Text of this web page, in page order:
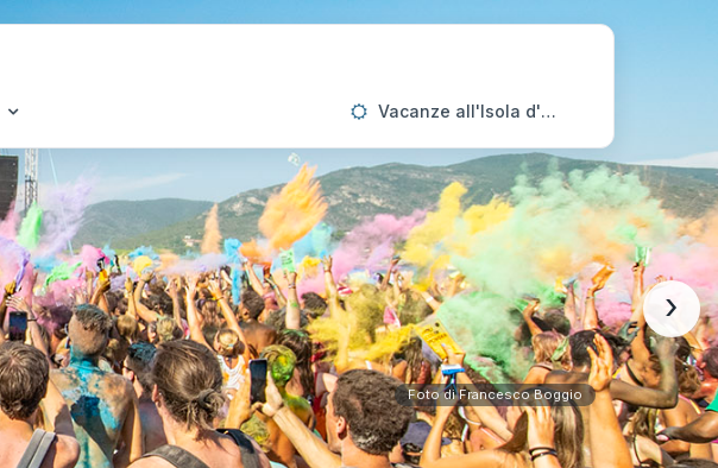
Vacanze all'Isola d'Elba
Foto di Francesco Boggio
›